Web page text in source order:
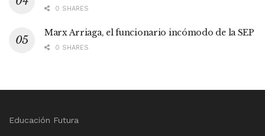
0 SHARES
Marx Arriaga, el funcionario incómodo de la SEP
0 SHARES
Educación Futura